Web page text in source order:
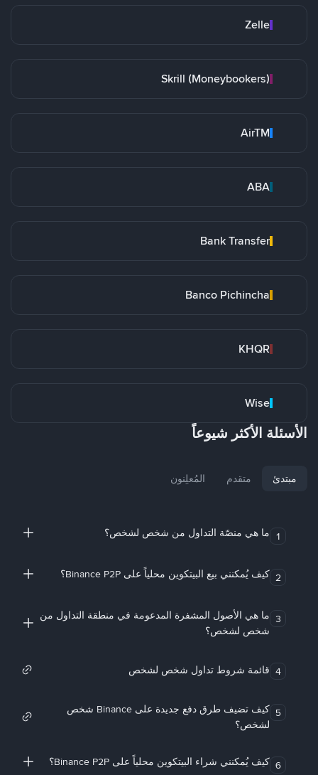
Zelle
Skrill (Moneybookers)
AirTM
ABA
Bank Transfer
Banco Pichincha
KHQR
Wise
الأسئلة الأكثر شيوعاً
مبتدئ متقدم المُعلِنون
1 ما هي منصّة التداول من شخص لشخص؟
2 كيف يُمكنني بيع البيتكوين محلياً على Binance P2P؟
3 ما هي الأصول المشفرة المدعومة في منطقة التداول من
شخص لشخص؟
4 قائمة شروط تداول شخص لشخص
5
كيف تضيف طرق دفع جديدة على Binance شخص
لشخص؟
6 كيف يُمكنني شراء البيتكوين محلياً على Binance P2P؟